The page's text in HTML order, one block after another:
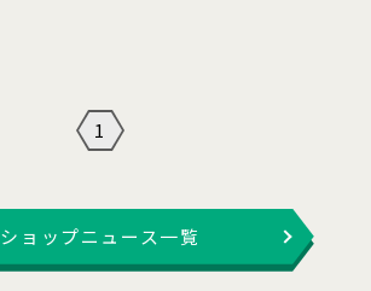
1
ショップニュース一覧